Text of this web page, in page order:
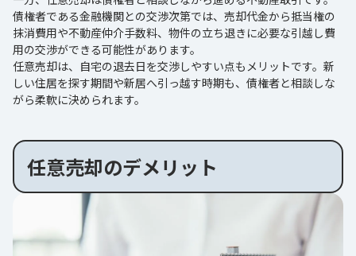
債権者である金融機関との交渉次第では、売却代金から抵当権の
抹消費用や不動産仲介手数料、物件の立ち退きに必要な引越し費
用の交渉ができる可能性があります。
任意売却は、自宅の退去日を交渉しやすい点もメリットです。新
しい住居を探す期間や新居へ引っ越す時期も、債権者と相談しな
がら柔軟に決められます。
任意売却のデメリット